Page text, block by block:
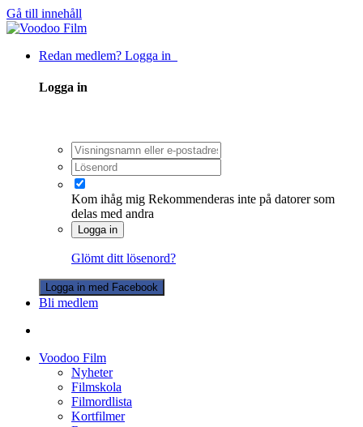
Gå till innehåll
Redan medlem? Logga in
Logga in
Kom ihåg mig Rekommenderas inte på datorer som
delas med andra
Logga in
Glömt ditt lösenord?
Logga in med Facebook
Bli medlem
Voodoo Film
Nyheter
Filmskola
Filmordlista
Kortfilmer